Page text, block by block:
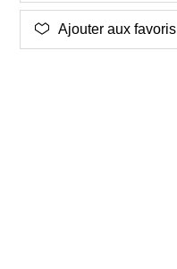
Ajouter aux favoris